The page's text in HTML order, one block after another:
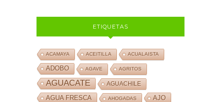
ETIQUETAS
ACAMAYA ACEITILLA ACUALAISTA
ADOBO AGAVE AGRITOS
AGUACATE AGUACHILE
AGUA FRESCA AHOGADAS AJO